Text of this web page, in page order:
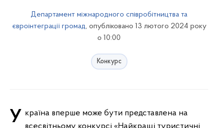
Департамент міжнародного співробітництва та
євроінтеграції громад, опубліковано 13 лютого 2024 року
о 10:00
Конкурс
Україна вперше може бути представлена на